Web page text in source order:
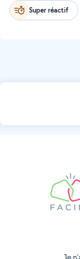
Super réactif